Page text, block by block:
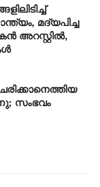
മദ്യപിച്ച
അറസ്റ്റില്‍,
സംഭവം